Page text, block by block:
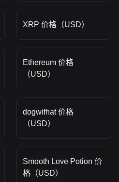
XRP 价格（USD）
Ethereum 价格
（USD）
dogwifhat 价格
（USD）
Smooth Love Potion 价
格（USD）